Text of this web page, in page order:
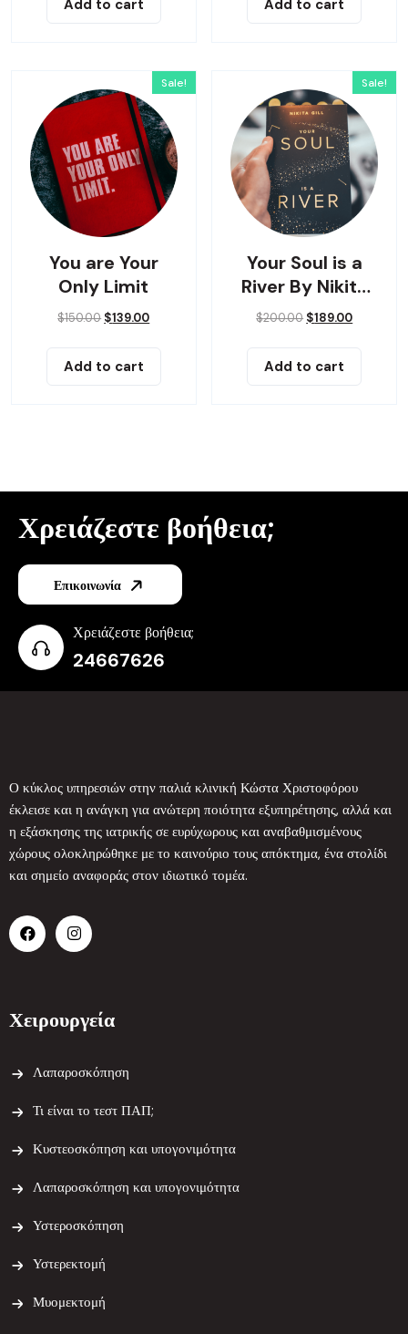
Add to cart Add to cart
Sale!
You are Your
Only Limit
$150.00 $139.00
Add to cart
Sale!
Your Soul is a
River By Nikita
Gilla
$200.00 $189.00
Add to cart
Χρειάζεστε βοήθεια;
Επικοινωνία
Χρειάζεστε βοήθεια;
24667626
Ο κύκλος υπηρεσιών στην παλιά κλινική Κώστα Χριστοφόρου
έκλεισε και η ανάγκη για ανώτερη ποιότητα εξυπηρέτησης, αλλά και
η εξάσκησης της ιατρικής σε ευρύχωρους και αναβαθμισμένους
χώρους ολοκληρώθηκε με το καινούριο τους απόκτημα, ένα στολίδι
και σημείο αναφοράς στον ιδιωτικό τομέα.
Χειρουργεία
Λαπαροσκόπηση
Τι είναι το τεστ ΠΑΠ;
Κυστεοσκόπηση και υπογονιμότητα
Λαπαροσκόπηση και υπογονιμότητα
Υστεροσκόπηση
Υστερεκτομή
Μυομεκτομή